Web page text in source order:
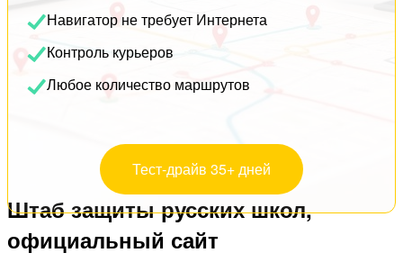
Навигатор не требует Интернета
Контроль курьеров
Любое количество маршрутов
Тест-драйв 35+ дней
Штаб защиты русских школ,
официальный сайт